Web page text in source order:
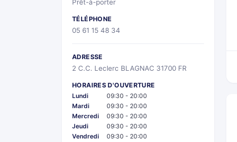
Prêt-à-porter
TÉLÉPHONE
05 61 15 48 34
ADRESSE
2 C.C. Leclerc BLAGNAC 31700 FR
HORAIRES D'OUVERTURE
Lundi
09:30 - 20:00
Mardi
09:30 - 20:00
Mercredi
09:30 - 20:00
Jeudi
09:30 - 20:00
Vendredi
09:30 - 20:00